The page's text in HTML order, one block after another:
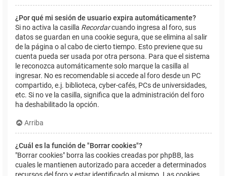
¿Por qué mi sesión de usuario expira automáticamente?
Si no activa la casilla Recordarcuando ingresa al foro, sus
datos se guardan en una cookie segura, que se elimina al salir
de la página o al cabo de cierto tiempo. Esto previene que su
cuenta pueda ser usada por otra persona. Para que el sistema
le reconozca automáticamente solo marque la casilla al
ingresar. No es recomendable si accede al foro desde un PC
compartido, e.j. biblioteca, cyber-cafés, PCs de universidades,
etc. Si no ve la casilla, significa que la administración del foro
ha deshabilitado la opción.
Arriba
¿Cuál es la función de "Borrar cookies"?
"Borrar cookies" borra las cookies creadas por phpBB, las
cuales le mantienen autorizado para acceder a determinados